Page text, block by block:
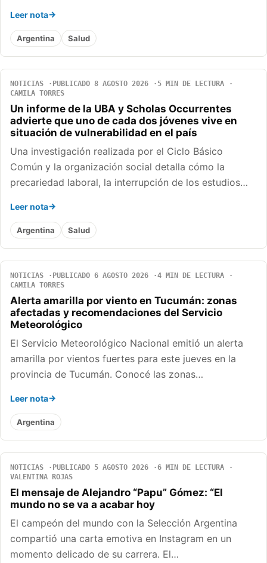
Leer nota
Argentina Salud
NOTICIAS PUBLICADO 8 AGOSTO 2026
5 MIN DE LECTURA
CAMILA TORRES
Un informe de la UBA y Scholas Occurrentes
advierte que uno de cada dos jóvenes vive en
situación de vulnerabilidad en el país
Una investigación realizada por el Ciclo Básico
Común y la organización social detalla cómo la
precariedad laboral, la interrupción de los estudios…
Leer nota
Argentina Salud
NOTICIAS PUBLICADO 6 AGOSTO 2026
4 MIN DE LECTURA
CAMILA TORRES
Alerta amarilla por viento en Tucumán: zonas
afectadas y recomendaciones del Servicio
Meteorológico
El Servicio Meteorológico Nacional emitió un alerta
amarilla por vientos fuertes para este jueves en la
provincia de Tucumán. Conocé las zonas…
Leer nota
Argentina
NOTICIAS PUBLICADO 5 AGOSTO 2026
6 MIN DE LECTURA
VALENTINA ROJAS
El mensaje de Alejandro “Papu” Gómez: “El
mundo no se va a acabar hoy
El campeón del mundo con la Selección Argentina
compartió una carta emotiva en Instagram en un
momento delicado de su carrera. El…